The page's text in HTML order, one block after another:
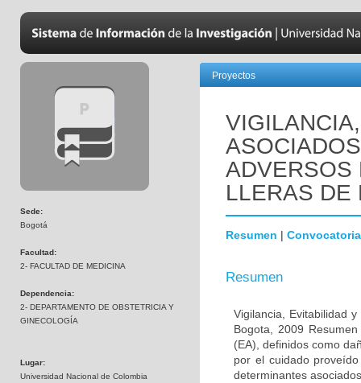
Sede:
Bogotá
Facultad:
2- FACULTAD DE MEDICINA
Dependencia:
2- DEPARTAMENTO DE OBSTETRICIA Y
GINECOLOGÍA
Lugar:
Universidad Nacional de Colombia
Proyectos
ADVERSOS
LLERAS DE
Resumen | Convocatoria
Resumen
Vigilancia, Evitabilidad
Bogota, 2009
(EA), definidos como
por el cuidado
determinantes